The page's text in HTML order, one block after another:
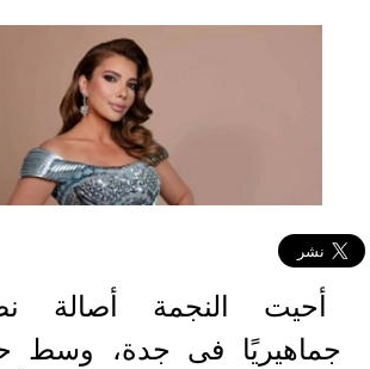
أحيت النجمة أصالة
جماهيريًا فى جدة، وسط